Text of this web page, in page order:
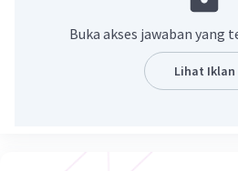
(8x-4-(9x+1))/12 = 3/
(8x-4-9x-1)/12 = 3/4
(-x-5)/12 = 3/
Buka akses jawaban yang
Lihat Iklan